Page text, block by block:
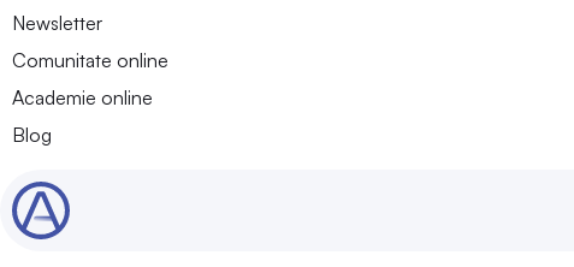
Newsletter
Comunitate online
Academie online
Blog